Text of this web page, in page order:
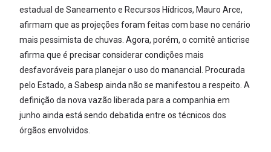
estadual de Saneamento e Recursos Hídricos, Mauro Arce,
afirmam que as projeções foram feitas com base no cenário
mais pessimista de chuvas. Agora, porém, o comitê anticrise
afirma que é precisar considerar condições mais
desfavoráveis para planejar o uso do manancial. Procurada
pelo Estado, a Sabesp ainda não se manifestou a respeito. A
definição da nova vazão liberada para a companhia em
junho ainda está sendo debatida entre os técnicos dos
órgãos envolvidos.